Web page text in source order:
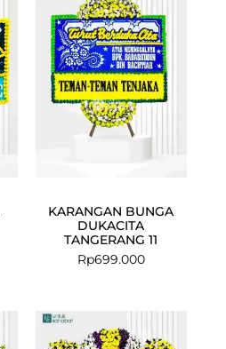
KARANGAN BUNGA
DUKACITA
TANGERANG 11
Rp699.000